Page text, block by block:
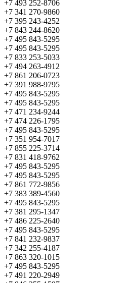
+7 493 252-8706
+7 341 270-9860
+7 395 243-4252
+7 843 244-8620
+7 495 843-5295
+7 495 843-5295
+7 833 253-5033
+7 494 263-4912
+7 861 206-0723
+7 391 988-9795
+7 495 843-5295
+7 495 843-5295
+7 471 234-9244
+7 474 226-1795
+7 495 843-5295
+7 351 954-7017
+7 855 225-3714
+7 831 418-9762
+7 495 843-5295
+7 495 843-5295
+7 861 772-9856
+7 383 389-4560
+7 495 843-5295
+7 381 295-1347
+7 486 225-2640
+7 495 843-5295
+7 841 232-9837
+7 342 255-4187
+7 863 320-1015
+7 495 843-5295
+7 491 220-2949